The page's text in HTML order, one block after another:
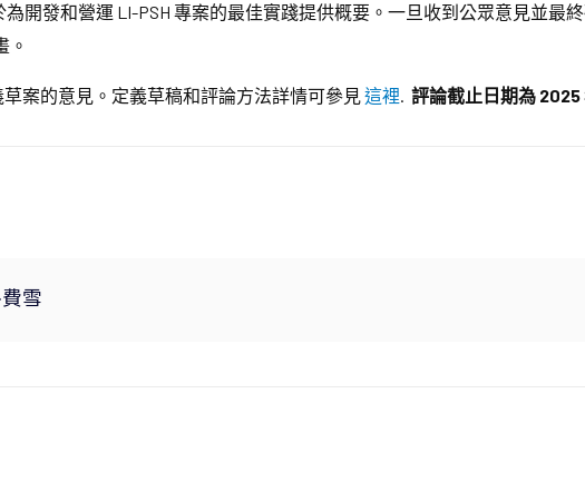
開發和營運 LI-PSH 專案的最佳實踐提供概要。一旦收到公眾意見並最
。
案的意見。定義草稿和評論方法詳情可參見這裡. 評論截止日期為 2025
雪